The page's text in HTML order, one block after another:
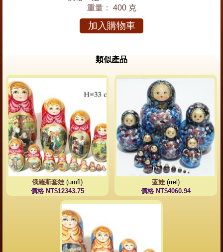
重量： 400 克
加入購物車
類似產品
俄羅斯套娃 (umfl)
價格 NT$12343.75
蓝娃(rrel)
價格 NT$4060.94